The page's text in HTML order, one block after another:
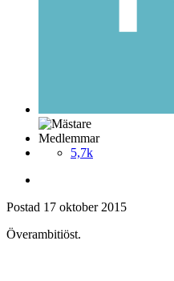
Medlemmar
5,7k
Postad 17 oktober 2015
Överambitiöst.